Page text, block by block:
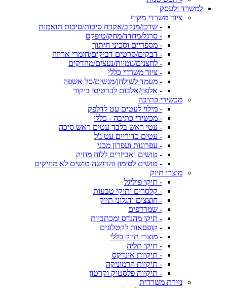
למשרד ולעסק
ציוד משרדי מקיף
- שדכן/מנקב/אקדח סיכות/סיכות תואמות
- סרגל/מחדד/מחק/טיפקס
- מספריים וסכיני חיתוך
- דבקים/סרטים דביקים/חומרי אריזה
- לחצנים/גומיות/נעצים/מהדקים
- ציוד משרדי כללי
- מעמד לשולחן/מגשים/סל אשפה
- אלפון/אלבום לכרטיסי ביקור
מכשירי כתיבה
- מילוי לעטים עט לדלפק
- מכשירי כתיבה - כללי
- עטי ראש בלבד עטים ראש סיכה
- עטים כדוריים עט ג'ל
- עפרונות ועפרון מכני
- טושים ואביזרים ללוח מחיק
- טושים לסימון והדגשה טושים לא מחיקים
מוצרי תיוק
- תיקי פוליגל
- קלסרים ותיקי טבעות
- חוצצים ודגלוני תיוק
- שמרדפים
- תיקי מהנדס ומכתביות
- קופסאות לקטלוגים
- מוצרי תיוק כללי
- תיקי תליה
- תיקיות אינדקס
- תיקיות הרמוניקה
- תיקיות פלסטיק וקרטון
ניירת משרדית